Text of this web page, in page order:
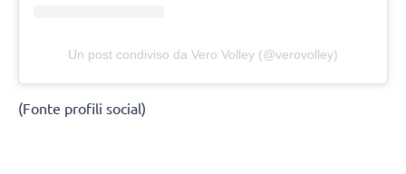
Un post condiviso da Vero Volley (@verovolley)
(Fonte profili social)